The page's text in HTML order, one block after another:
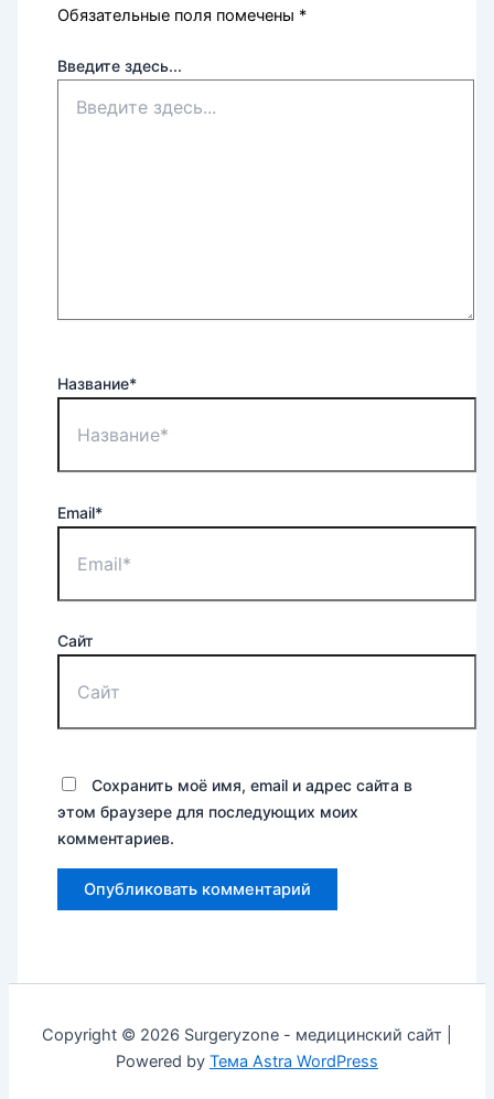
Обязательные поля помечены *
Введите здесь...
Название*
Email*
Сайт
Сохранить моё имя, email и адрес сайта в
этом браузере для последующих моих
комментариев.
Copyright © 2026 Surgeryzone - медицинский сайт |
Powered by Тема Astra WordPress